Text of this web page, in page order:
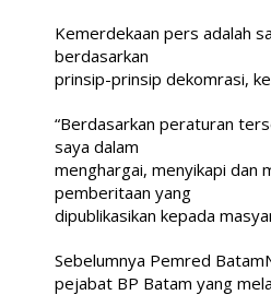
Kemerdekaan pers adalah
berdasarkan
prinsip-prinsip dekomrasi,
“Berdasarkan peraturan
saya dalam
menghargai, menyikapi dan
pemberitaan yang
dipublikasikan kepada
Sebelumnya Pemred
pejabat BP Batam yang